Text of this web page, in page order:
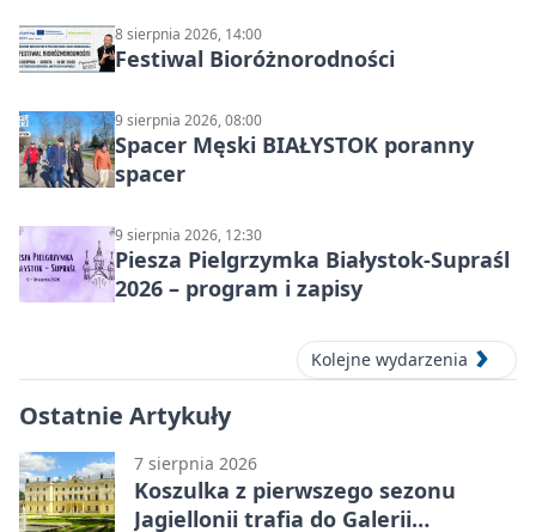
8 sierpnia 2026, 14:00
Festiwal Bioróżnorodności
9 sierpnia 2026, 08:00
Spacer Męski BIAŁYSTOK poranny
spacer
9 sierpnia 2026, 12:30
Piesza Pielgrzymka Białystok-Supraśl
2026 – program i zapisy
Kolejne wydarzenia
Ostatnie Artykuły
7 sierpnia 2026
Koszulka z pierwszego sezonu
Jagiellonii trafia do Galerii